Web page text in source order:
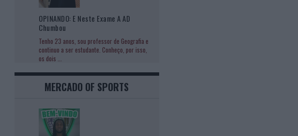
OPINANDO: E Neste Exame A AD
Chumbou
Tenho 23 anos, sou professor de Geografia e
continuo a ser estudante. Conheço, por isso,
os dois ...
MERCADO OF SPORTS